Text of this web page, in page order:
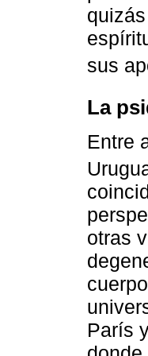
sus
La
Entre
otras
París